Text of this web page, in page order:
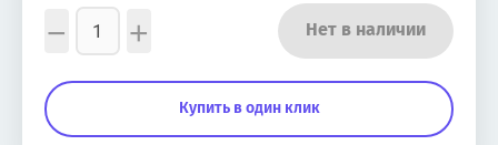
− + Нет в наличии
Купить в один клик